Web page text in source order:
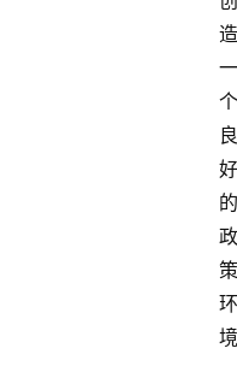
造
一
个
良
好
的
政
策
环
境